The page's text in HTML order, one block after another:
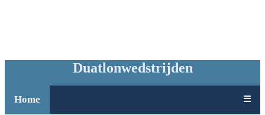
Duatlonwedstrijden
Home ☰